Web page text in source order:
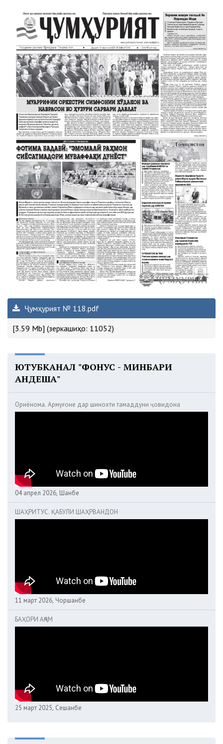
Ҷумҳурият № 118.pdf
[3.59 Mb] (зеркашиҳо: 11052)
ЮТУБКАНАЛ "ФОНУС - МИНБАРИ
АНДЕША"
Ориёнома. Армуғоне дар шинохти тамаддуни ҷовидона
04 апрел 2026, Шанбе
ШАҲРИТУС. ҚАБУЛИ ШАҲРВАНДОН
11 март 2026, Чоршанбе
БАҲОРИ АҶАМ
25 март 2025, Сешанбе